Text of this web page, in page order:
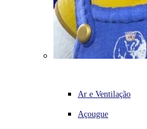
Ar e Ventilação
Açougue